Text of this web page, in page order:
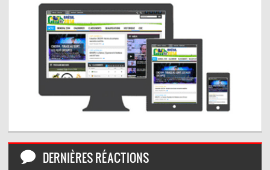
DERNIÈRES RÉACTIONS